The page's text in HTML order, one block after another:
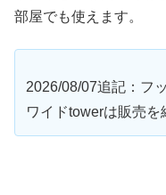
部屋でも使えます。
2026/08/07追記：フ
ワイドtowerは販売を